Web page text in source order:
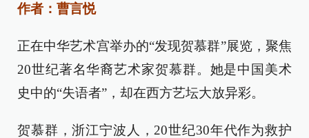
作者：曹言悦
正在中华艺术宫举办的“发现贺慕群”展览，聚焦
20世纪著名华裔艺术家贺慕群。她是中国美术
史中的“失语者”，却在西方艺坛大放异彩。
贺慕群，浙江宁波人，20世纪30年代作为救护